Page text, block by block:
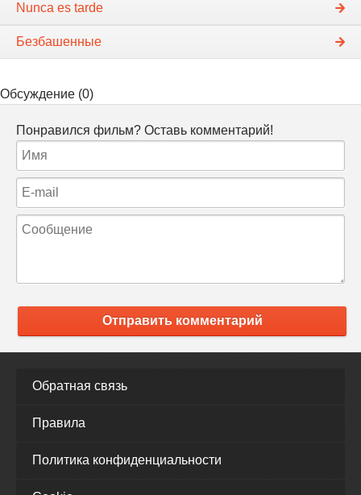
Nunca es tarde
Безбашенные
Обсуждение (0)
Понравился фильм? Оставь комментарий!
Отправить комментарий
Обратная связь
Правила
Политика конфиденциальности